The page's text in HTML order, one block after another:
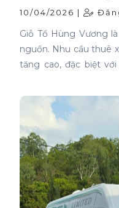
10/04/2026 |
Giỗ Tổ Hùng Vương
nguồn. Nhu cầu thuê
tăng cao, đặc biệt
kiếm một phương
không mệt mỏi, thì